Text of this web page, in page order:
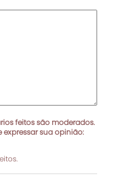
feitos são moderados.
expressar sua opinião: